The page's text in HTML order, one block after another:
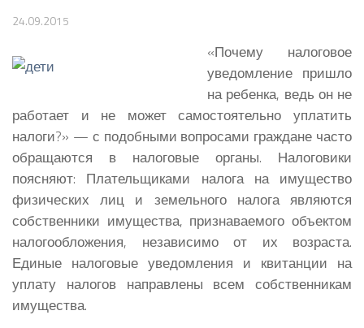
24.09.2015
«Почему налоговое
уведомление пришло
на ребенка, ведь он не
работает и не может самостоятельно уплатить
налоги?» — с подобными вопросами граждане часто
обращаются в налоговые органы. Налоговики
поясняют: Плательщиками налога на имущество
физических лиц и земельного налога являются
собственники имущества, признаваемого объектом
налогообложения, независимо от их возраста.
Единые налоговые уведомления и квитанции на
уплату налогов направлены всем собственникам
имущества.